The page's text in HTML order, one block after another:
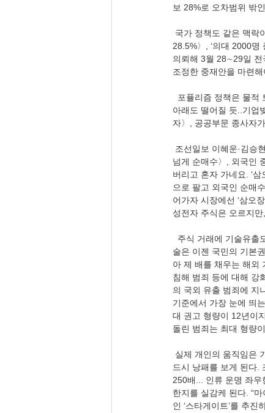
보 28%로 오차범위 밖
28.5%〉, ‘의대 2000명
의뢰해 3월 28∼29일 전
조정한 중재안을 마련
아래도 떨어질 듯..기업
자〉, 공공부문 종사자
넘게 순매수〉, 외국인
버리고 혼자 가네요. ‘
으로 팔고 외국인 순매
어가자 시장에선 ‘삼오
성전자 주식은 오르지
술은 이젠 국민의 기본
아 제 배를 채우는 해외
침해 범죄 등에 대해 강
의 국외 유출 범죄에 지
기준에서 가장 눈에 띄
대 권고 형량이 12년이
돌린 범죄는 최대 형량
드시 낭패를 보게 된다.
250배... 인류 운명 좌
한지를 실감케 된다. “
인 ‘스타게이트’를 추